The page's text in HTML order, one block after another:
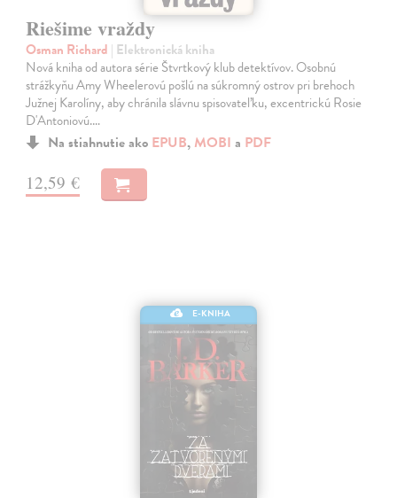
Riešime vraždy
Osman Richard | Elektronická kniha
Nová kniha od autora série Štvrtkový klub detektívov. Osobnú
strážkyňu Amy Wheelerovú pošlú na súkromný ostrov pri brehoch
Južnej Karolíny, aby chránila slávnu spisovateľku, excentrickú Rosie
D'Antoniovú.…
Na stiahnutie ako EPUB, MOBI a PDF
12,59 €
E-KNIHA